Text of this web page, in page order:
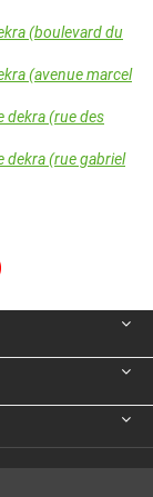
(boulevard du
(avenue marcel
dekra (rue des
dekra (rue gabriel